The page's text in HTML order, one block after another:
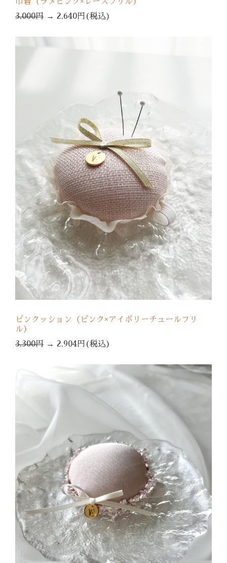
巾着（ラメピンク×レースフリル）
3,000円 → 2,640円(税込)
ピンクッション（ピンク×アイボリーチュールフリ
ル）
3,300円 → 2,904円(税込)